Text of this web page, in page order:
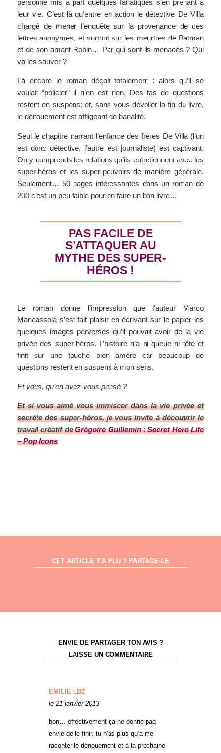
personne mis à part quelques fanatiques s’en prenant à
leur vie. C’est là qu’entre en action le détective De Villa
chargé de mener l’enquête sur la provenance de ces
lettres anonymes, et surtout sur les meurtres de Batman
et de son amant Robin… Par qui sont-ils menacés ? Qui
va les sauver ?
Là encore le roman déçoit totalement : alors qu’il se
voulait “policier” il n’en est rien. Des tas de questions
restent en suspens; et, sans vous dévoiler la fin du livre,
le dénouement est affligeant de banalité.
Seul le chapitre narrant l’enfance des frères De Villa (l’un
est donc détective, l’autre est journaliste) est captivant.
On y comprends les relations qu’ils entretiennent avec les
super-héros et les super-pouvoirs de manière générale.
Seulement… 50 pages intéressantes dans un roman de
200 c’est un peu faible pour en faire un bon livre…
PAS FACILE DE
S’ATTAQUER AU
MYTHE DES SUPER-
HÉROS !
Le roman donne l’impression que l’auteur Marco
Mancassola s’est fait plaisir en écrivant sur le papier les
quelques images perverses qu’il pouvait avoir de la vie
privée des super-héros. L’histoire n’a ni queue ni tête et
finit sur une touche bien amère car beaucoup de
questions restent en suspens à mon sens.
Et vous, qu’en avez-vous pensé ?
Et si vous aimé vous immiscer dans la vie privée et
secrète des super-héros, je vous invite à découvrir le
travail créatif deGrégoire Guillemin:Secret Hero Life
– Pop Icons
CET ARTICLE T'A PLU ? PARTAGE-LE
ENVIE DE PARTAGER TON AVIS ?
LAISSE UN COMMENTAIRE
EMILIE LBZ
le 21 janvier 2013
bon… effectivement ça ne donne paq
envie de le finir. tu n’as plus qu’à me
raconter le dénouement et à la prochaine